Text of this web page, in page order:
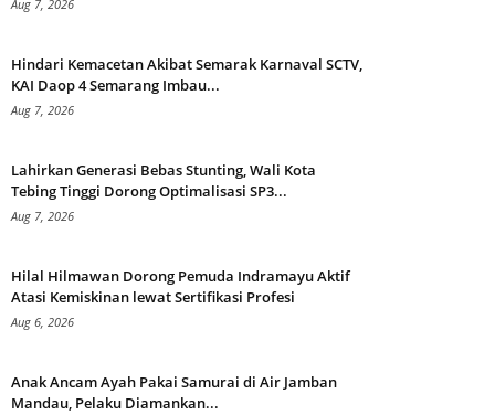
Aug 7, 2026
Hindari Kemacetan Akibat Semarak Karnaval SCTV,
KAI Daop 4 Semarang Imbau...
Aug 7, 2026
Lahirkan Generasi Bebas Stunting, Wali Kota
Tebing Tinggi Dorong Optimalisasi SP3...
Aug 7, 2026
Hilal Hilmawan Dorong Pemuda Indramayu Aktif
Atasi Kemiskinan lewat Sertifikasi Profesi
Aug 6, 2026
Anak Ancam Ayah Pakai Samurai di Air Jamban
Mandau, Pelaku Diamankan...